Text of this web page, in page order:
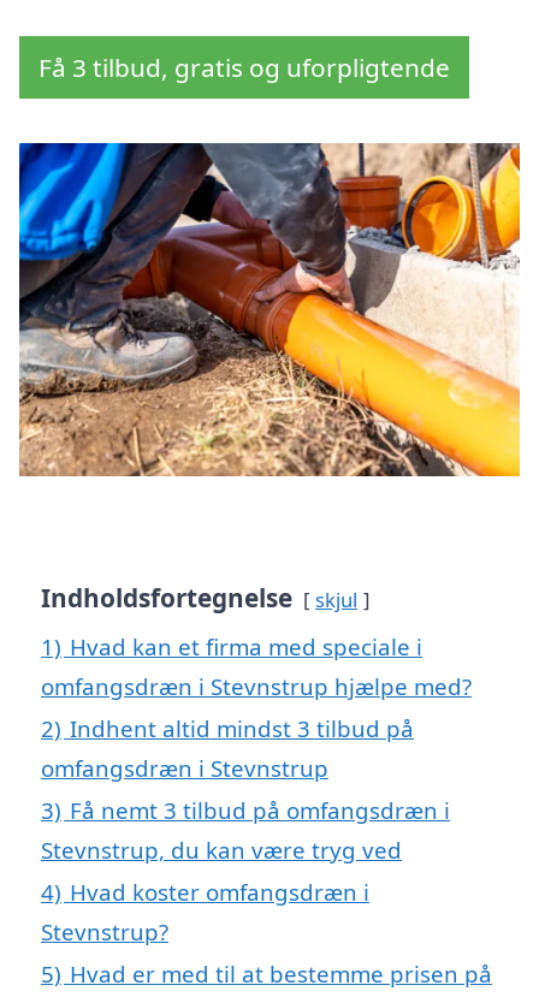
Få 3 tilbud, gratis og uforpligtende
Indholdsfortegnelse skjul
1) Hvad kan et firma med speciale i
omfangsdræn i Stevnstrup hjælpe med?
2) Indhent altid mindst 3 tilbud på
omfangsdræn i Stevnstrup
3) Få nemt 3 tilbud på omfangsdræn i
Stevnstrup, du kan være tryg ved
4) Hvad koster omfangsdræn i
Stevnstrup?
5) Hvad er med til at bestemme prisen på